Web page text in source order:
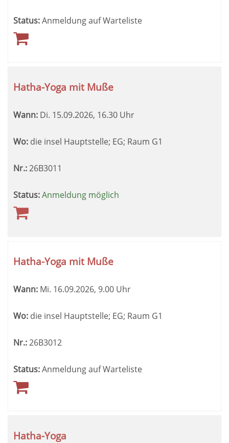
Status:Anmeldung auf Warteliste
Hatha-Yoga mit Muße
Wann: Di. 15.09.2026, 16.30 Uhr
Wo: die insel Hauptstelle; EG; Raum G1
Nr.:26B3011
Status:Anmeldung möglich
Hatha-Yoga mit Muße
Wann: Mi. 16.09.2026, 9.00 Uhr
Wo: die insel Hauptstelle; EG; Raum G1
Nr.:26B3012
Status:Anmeldung auf Warteliste
Hatha-Yoga